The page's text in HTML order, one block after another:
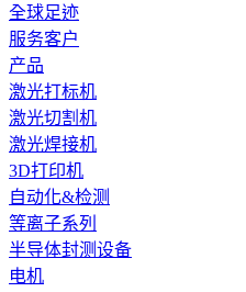
全球足迹
服务客户
产品
激光打标机
激光切割机
激光焊接机
3D打印机
自动化&检测
等离子系列
半导体封测设备
电机